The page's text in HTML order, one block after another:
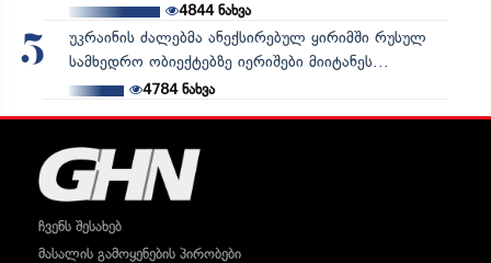
4844ნახვა
5
უკრაინის ძალებმა ანექსირებულ ყირიმში რუსულ
სამხედრო ობიექტებზე იერიშები მიიტანეს...
4784ნახვა
ჩვენს შესახებ
მასალის გამოყენების პირობები